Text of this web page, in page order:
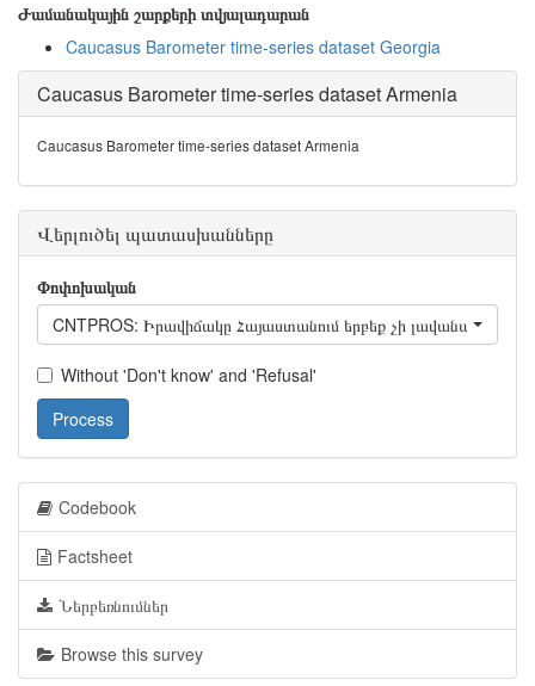
Ժամանակային շարքերի տվյալադարան
Caucasus Barometer time-series dataset Georgia
Caucasus Barometer time-series dataset Armenia
Caucasus Barometer time-series dataset Armenia
Վերլուծել պատասխանները
Փոփոխական
CNTPROS: Իրավիճակը Հայաստանում երբեք չի լավանա vs
Without 'Don't know' and 'Refusal'
Process
Codebook
Factsheet
Ներբեռնումներ
Browse this survey